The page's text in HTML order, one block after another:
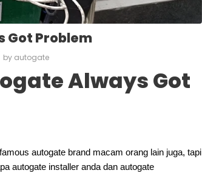
Got Problem
by autogate
Always Got
autogate brand macam orang lain juga, tapi
autogate installer anda dan autogate